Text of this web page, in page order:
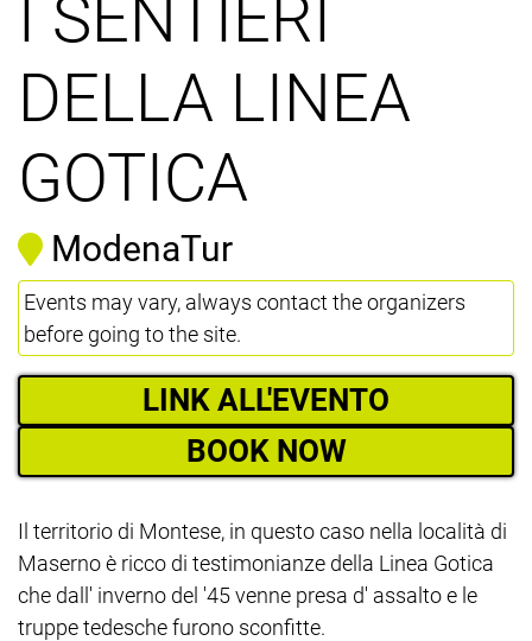
I SENTIERI
DELLA LINEA
GOTICA
ModenaTur
Events may vary, always contact the organizers
before going to the site.
LINK ALL'EVENTO
BOOK NOW
Il territorio di Montese, in questo caso nella località di
Maserno è ricco di testimonianze della Linea Gotica
che dall' inverno del '45 venne presa d' assalto e le
truppe tedesche furono sconfitte.